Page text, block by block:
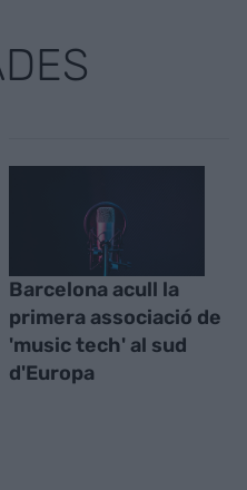
Barcelona acull la
primera associació de
'music tech' al sud
d'Europa